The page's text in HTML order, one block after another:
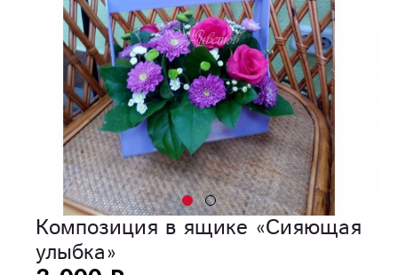
Композиция в ящике «Сияющая
улыбка»